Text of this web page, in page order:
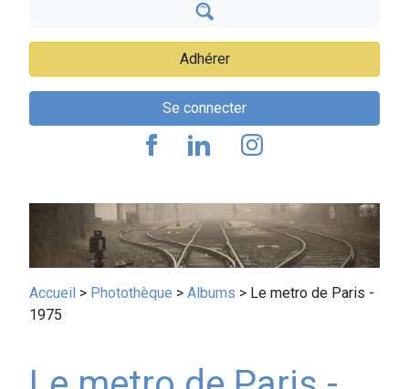
Adhérer
Se connecter
Fil
Accueil Photothèque Albums
Le metro de Paris -
1975